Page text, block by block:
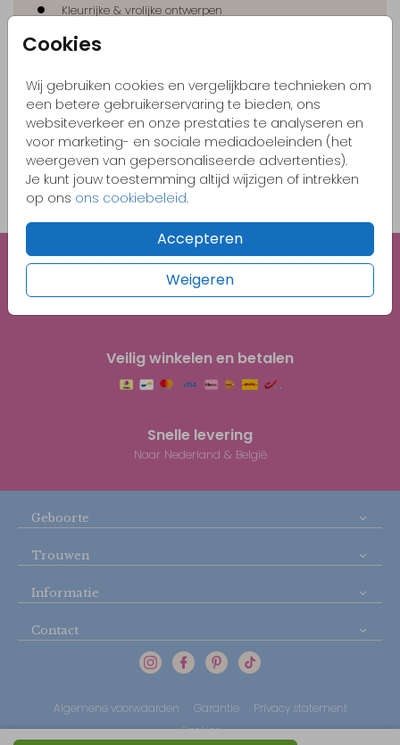
Cookies
Wij gebruiken cookies en vergelijkbare technieken om
een betere gebruikerservaring te bieden, ons
websiteverkeer en onze prestaties te analyseren en
voor marketing- en sociale mediadoeleinden (het
weergeven van gepersonaliseerde advertenties).
Je kunt jouw toestemming altijd wijzigen of intrekken
op ons ons cookiebeleid.
Accepteren
Weigeren
Kleurrijke & vrolijke ontwerpen
Originele kaartjes
Bestel gemakkelijk een proefdruk vanaf €1,-
OMSCHRIJVING
metallic beige 22 x 11
Prijs:€ 0,69 per 1
Unieke illustraties
Veilig winkelen en betalen
Snelle levering
Naar Nederland & België
Geboorte
Trouwen
Informatie
Contact
Algemene voorwaarden Garantie
Privacy statement
Cookies